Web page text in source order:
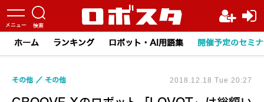
ホーム ランキング ロボット・AI用語集 開催予定のセミ
その他 その他 2018.12.18 Tue 20:27